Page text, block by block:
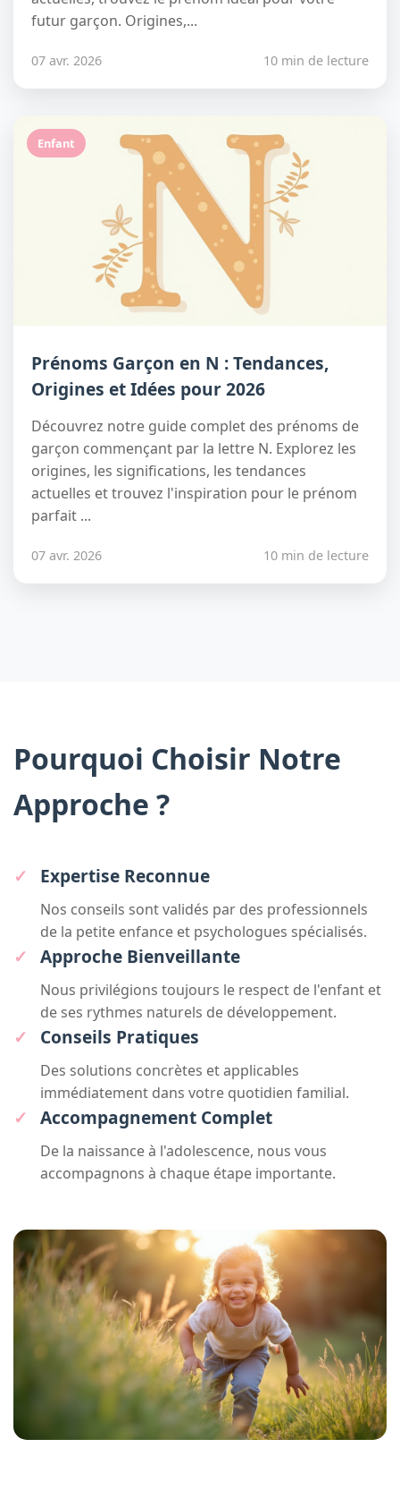
futur garçon. Origines,...
07 avr. 2026 10 min de lecture
Enfant
Prénoms Garçon en N : Tendances,
Origines et Idées pour 2026
Découvrez notre guide complet des prénoms de
garçon commençant par la lettre N. Explorez les
origines, les significations, les tendances
actuelles et trouvez l'inspiration pour le prénom
parfait ...
07 avr. 2026 10 min de lecture
Pourquoi Choisir Notre
Approche ?
Expertise Reconnue
Nos conseils sont validés par des professionnels
de la petite enfance et psychologues spécialisés.
Approche Bienveillante
Nous privilégions toujours le respect de l'enfant et
de ses rythmes naturels de développement.
Conseils Pratiques
Des solutions concrètes et applicables
immédiatement dans votre quotidien familial.
Accompagnement Complet
De la naissance à l'adolescence, nous vous
accompagnons à chaque étape importante.